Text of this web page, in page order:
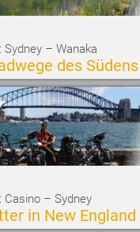
Sydney – Wanaka
des Südens
Casino – Sydney
in New England